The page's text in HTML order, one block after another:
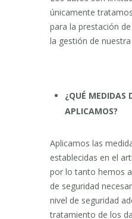
únicamente
para la prestación
la gestión de
¿QUÉ MEDIDAS
APLICAMOS?
Aplicamos las
establecidas en el
por lo tanto hemos
de seguridad
nivel de seguridad
tratamiento de los